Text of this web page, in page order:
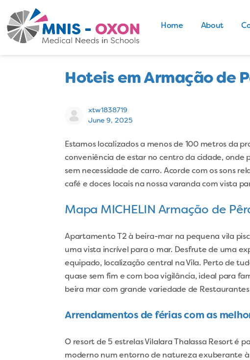
Home About
Hoteis em Armação de
xtw1838719
June 9, 2025
Estamos localizados a menos de 100 metros da
conveniência de estar no centro da cidade, onde
sem necessidade de carro. Acorde com os sons
café e doces locais na nossa varanda com vista
Mapa MICHELIN Armação de
Apartamento T2 à beira-mar na pequena vila
uma vista incrível para o mar. Desfrute de uma
equipado, localização central na Vila. Perto de
quase sem fim e com boa vigilância, ideal para
beira mar com grande variedade de
Arrendamentos de férias com as
O resort de 5 estrelas Vilalara Thalassa Resort é
moderno num entorno de natureza exuberante